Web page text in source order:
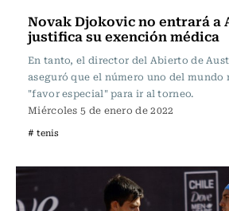
Novak Djokovic no entrará a
justifica su exención médica
En tanto, el director del Abierto de
aseguró que el número uno del
"favor especial" para ir al torneo.
Miércoles 5 de enero de 2022
# tenis